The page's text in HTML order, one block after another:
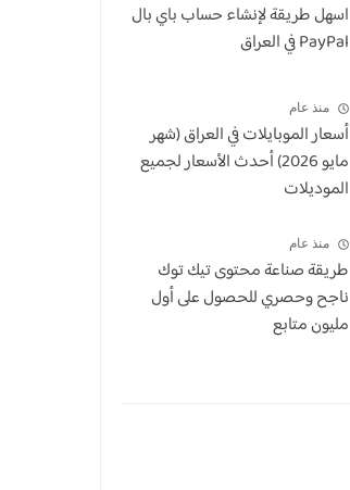
اسهل طريقة لإنشاء حساب باي بال
PayPal في العراق
منذ عام
أسعار الموبايلات في العراق (شهر
مايو 2026) أحدث الأسعار لجميع
الموديلات
منذ عام
طريقة صناعة محتوى تيك توك
ناجح وحصري للحصول على أول
مليون متابع